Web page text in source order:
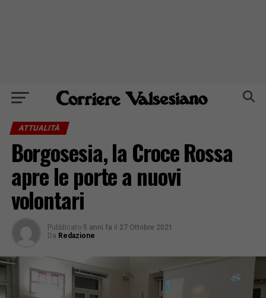
ATTUALITÀ
Borgosesia, la Croce Rossa
apre le porte a nuovi
volontari
Pubblicato 5 anni fa il 27 Ottobre 2021
Da Redazione